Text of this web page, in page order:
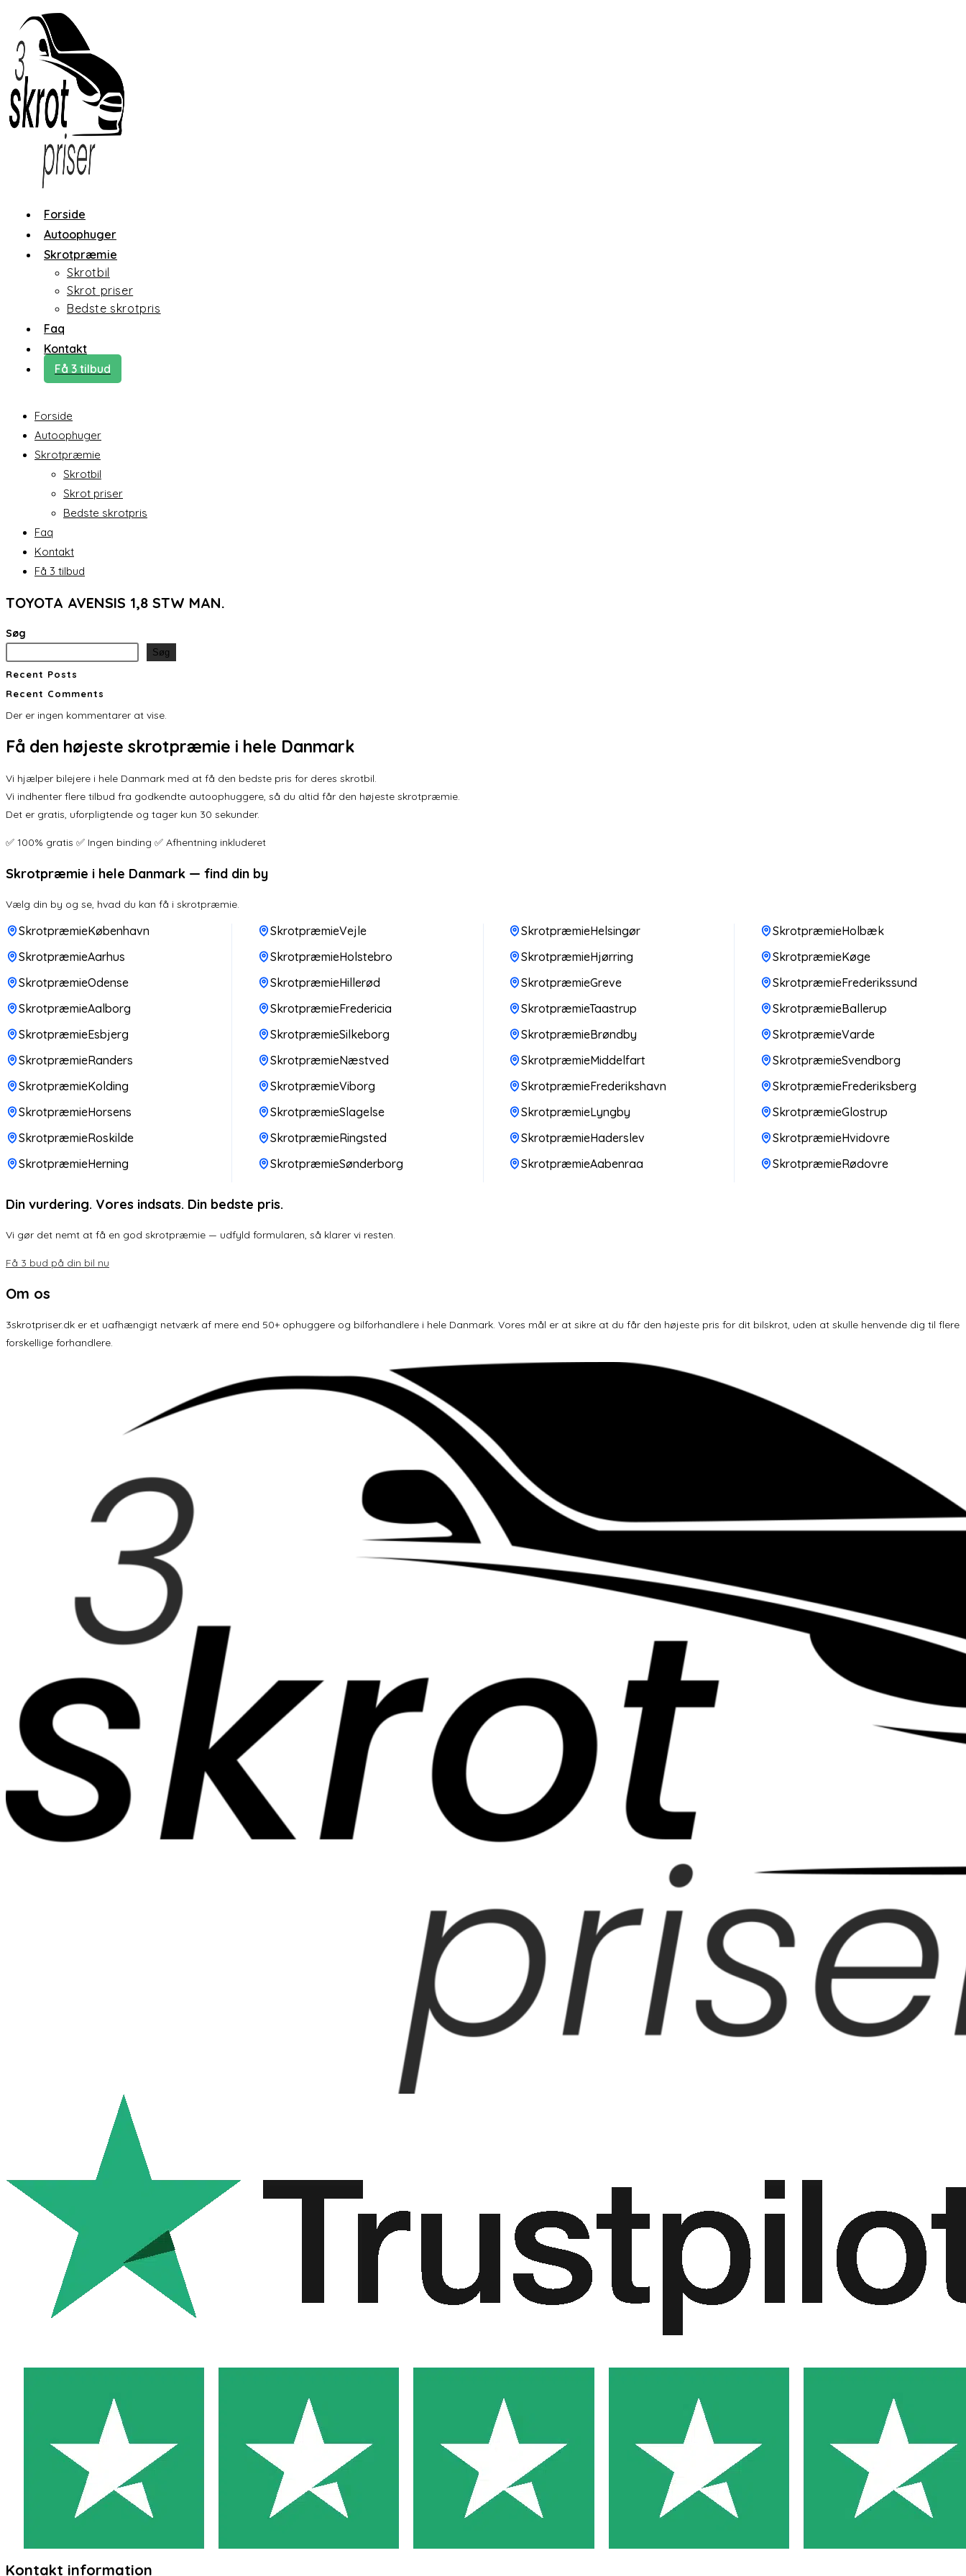
content
Forside
Autoophuger
Skrotpræmie
Skrotbil
Skrot priser
Bedste skrotpris
Faq
Kontakt
Få 3 tilbud
Forside
Autoophuger
Skrotpræmie
Skrotbil
Skrot priser
Bedste skrotpris
Faq
Kontakt
Få 3 tilbud
TOYOTA AVENSIS 1,8 STW MAN.
Søg
Søg
Recent Posts
Recent Comments
Der er ingen kommentarer at vise.
Få den højeste skrotpræmie i hele Danmark
Vi hjælper bilejere i hele Danmark med at få den bedste pris for deres skrotbil.
Vi indhenter flere tilbud fra godkendte autoophuggere, så du altid får den højeste skrotpræmie.
Det er gratis, uforpligtende og tager kun 30 sekunder.
✅ 100% gratis ✅ Ingen binding ✅ Afhentning inkluderet
Skrotpræmie i hele Danmark — find din by
Vælg din by og se, hvad du kan få i skrotpræmie.
SkrotpræmieKøbenhavn
SkrotpræmieAarhus
SkrotpræmieOdense
SkrotpræmieAalborg
SkrotpræmieEsbjerg
SkrotpræmieRanders
SkrotpræmieKolding
SkrotpræmieHorsens
SkrotpræmieRoskilde
SkrotpræmieHerning
SkrotpræmieVejle
SkrotpræmieHolstebro
SkrotpræmieHillerød
SkrotpræmieFredericia
SkrotpræmieSilkeborg
SkrotpræmieNæstved
SkrotpræmieViborg
SkrotpræmieSlagelse
SkrotpræmieRingsted
SkrotpræmieSønderborg
SkrotpræmieHelsingør
SkrotpræmieHjørring
SkrotpræmieGreve
SkrotpræmieTaastrup
SkrotpræmieBrøndby
SkrotpræmieMiddelfart
SkrotpræmieFrederikshavn
SkrotpræmieLyngby
SkrotpræmieHaderslev
SkrotpræmieAabenraa
SkrotpræmieHolbæk
SkrotpræmieKøge
SkrotpræmieFrederikssund
SkrotpræmieBallerup
SkrotpræmieVarde
SkrotpræmieSvendborg
SkrotpræmieFrederiksberg
SkrotpræmieGlostrup
SkrotpræmieHvidovre
SkrotpræmieRødovre
Din vurdering. Vores indsats. Din bedste pris.
Vi gør det nemt at få en god skrotpræmie — udfyld formularen, så klarer vi resten.
Få 3 bud på din bil nu
Om os
3skrotpriser.dk er et uafhængigt netværk af mere end 50+ ophuggere og bilforhandlere i hele Danmark. Vores mål er at sikre at du får den højeste pris for dit bilskrot, uden at skulle henvende dig til flere
forskellige forhandlere.
Kontakt information